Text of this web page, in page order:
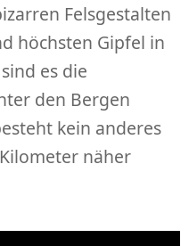
Felsgestalten
höchsten Gipfel in
es die
den Bergen
kein anderes
näher